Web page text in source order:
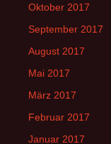
Oktober 2017
September 2017
August 2017
Mai 2017
März 2017
Februar 2017
Januar 2017